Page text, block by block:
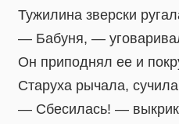
Тужилина зверски
— Бабуня, —
Он приподнял ее и
Старуха рычала,
— Сбесилась! —